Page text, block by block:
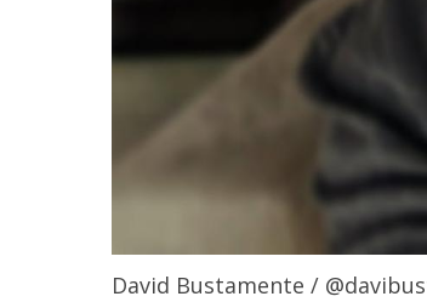
David Bustamente /